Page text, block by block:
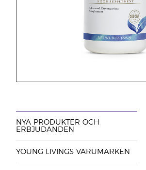
NYA PRODUKTER OCH
ERBJUDANDEN
YOUNG LIVINGS VARUMÄRKEN